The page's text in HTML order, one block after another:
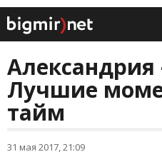
Лучшие
тайм
31 мая 2017, 21:09